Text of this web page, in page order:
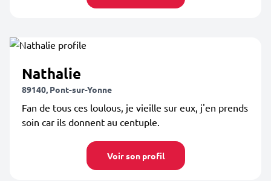
Nathalie
89140, Pont-sur-Yonne
Fan de tous ces loulous, je vieille sur eux, j'en prends
soin car ils donnent au centuple.
Voir son profil